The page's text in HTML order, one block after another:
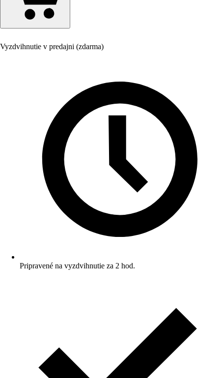
Vyzdvihnutie v predajni (zdarma)
Pripravené na vyzdvihnutie za 2 hod.